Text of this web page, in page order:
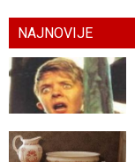
NAJNOVIJE